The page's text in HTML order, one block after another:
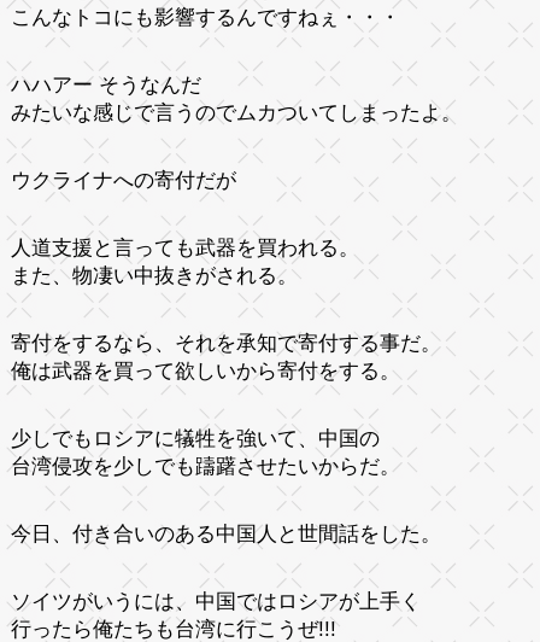
こんなトコにも影響するんですねぇ・・・
ハハアー そうなんだ
みたいな感じで言うのでムカついてしまったよ。
ウクライナへの寄付だが
人道支援と言っても武器を買われる。
また、物凄い中抜きがされる。
寄付をするなら、それを承知で寄付する事だ。
俺は武器を買って欲しいから寄付をする。
少しでもロシアに犠牲を強いて、中国の
台湾侵攻を少しでも躊躇させたいからだ。
今日、付き合いのある中国人と世間話をした。
ソイツがいうには、中国ではロシアが上手く
行ったら俺たちも台湾に行こうぜ!!!